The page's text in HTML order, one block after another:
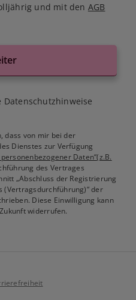
und mit den AGB
Datenschutzhinweise
dass von mir bei der
Dienstes zur Verfügung
Daten“(z.B.
des Vertrages
„Abschluss der Registrierung
(Vertragsdurchführung)“ der
Diese Einwilligung kann
widerrufen.